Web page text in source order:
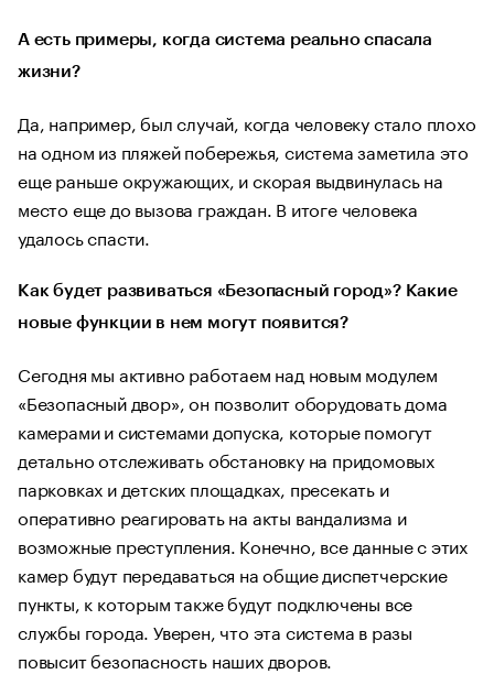
А есть примеры, когда система реально спасала
жизни?
Да, например, был случай, когда человеку стало плохо
на одном из пляжей побережья, система заметила это
еще раньше окружающих, и скорая выдвинулась на
место еще до вызова граждан. В итоге человека
удалось спасти.
Как будет развиваться «Безопасный город»? Какие
новые функции в нем могут появится?
Сегодня мы активно работаем над новым модулем
«Безопасный двор», он позволит оборудовать дома
камерами и системами допуска, которые помогут
детально отслеживать обстановку на придомовых
парковках и детских площадках, пресекать и
оперативно реагировать на акты вандализма и
возможные преступления. Конечно, все данные с этих
камер будут передаваться на общие диспетчерские
пункты, к которым также будут подключены все
службы города. Уверен, что эта система в разы
повысит безопасность наших дворов.